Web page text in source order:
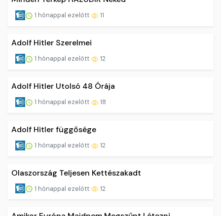
1 hónappal ezelőtt 11
Adolf Hitler Szerelmei
1 hónappal ezelőtt 12
Adolf Hitler Utolsó 48 Órája
1 hónappal ezelőtt 18
Adolf Hitler függősége
1 hónappal ezelőtt 12
Olaszország Teljesen Kettészakadt
1 hónappal ezelőtt 12